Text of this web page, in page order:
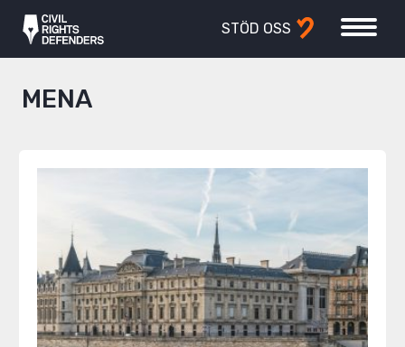
STÖD OSS
MENA